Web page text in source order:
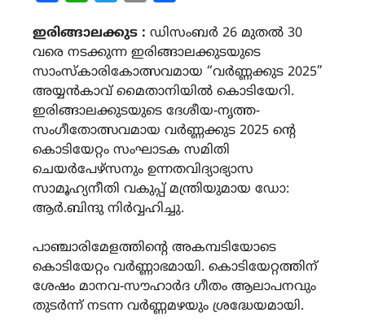
ഇരിങ്ങാലക്കുട : ഡിസംബർ 26 മുതൽ 30
വരെ നടക്കുന്ന ഇരിങ്ങാലക്കുടയുടെ
സാംസ്‌കാരികോത്സവമായ “വർണ്ണക്കുട 2025”
അയ്യൻകാവ് മൈതാനിയിൽ കൊടിയേറി.
ഇരിങ്ങാലക്കുടയുടെ ദേശീയ-നൃത്ത-
സംഗീതോത്സവമായ വർണ്ണക്കുട 2025 ന്റെ
കൊടിയേറ്റം സംഘാടക സമിതി
ചെയർപേഴ്സനും ഉന്നതവിദ്യാഭ്യാസ
സാമൂഹ്യനീതി വകുപ്പ് മന്ത്രിയുമായ ഡോ:
ആർ.ബിന്ദു നിർവ്വഹിച്ചു.
പാഞ്ചാരിമേളത്തിന്റെ അകമ്പടിയോടെ
കൊടിയേറ്റം വർണ്ണാഭമായി. കൊടിയേറ്റത്തിന്
ശേഷം മാനവ-സൗഹാർദ ഗീതം ആലാപനവും
തുടർന്ന് നടന്ന വർണ്ണമഴയും ശ്രദ്ധേയമായി.